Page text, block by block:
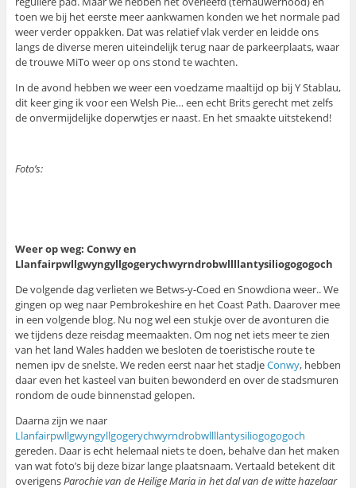
toen we bij het eerste meer aankwamen konden we het normale pad
weer verder oppakken. Dat was relatief vlak verder en leidde ons
langs de diverse meren uiteindelijk terug naar de parkeerplaats, waar
de trouwe MiTo weer op ons stond te wachten.
In de avond hebben we weer een voedzame maaltijd op bij Y Stablau,
dit keer ging ik voor een Welsh Pie… een echt Brits gerecht met zelfs
de onvermijdelijke doperwtjes er naast. En het smaakte uitstekend!
Foto’s:
Weer op weg: Conwy en
Llanfairpwllgwyngyllgogerychwyrndrobwllllantysiliogogogoch
De volgende dag verlieten we Betws-y-Coed en Snowdiona weer.. We
gingen op weg naar Pembrokeshire en het Coast Path. Daarover mee
in een volgende blog. Nu nog wel een stukje over de avonturen die
we tijdens deze reisdag meemaakten. Om nog net iets meer te zien
van het land Wales hadden we besloten de toeristische route te
nemen ipv de snelste. We reden eerst naar het stadjeConwy, hebben
daar even het kasteel van buiten bewonderd en over de stadsmuren
rondom de oude binnenstad gelopen.
Daarna zijn we naar
Llanfairpwllgwyngyllgogerychwyrndrobwllllantysiliogogogoch
gereden. Daar is echt helemaal niets te doen, behalve dan het maken
van wat foto’s bij deze bizar lange plaatsnaam. Vertaald betekent dit
overigensParochie van de Heilige Maria in het dal van de witte hazelaar